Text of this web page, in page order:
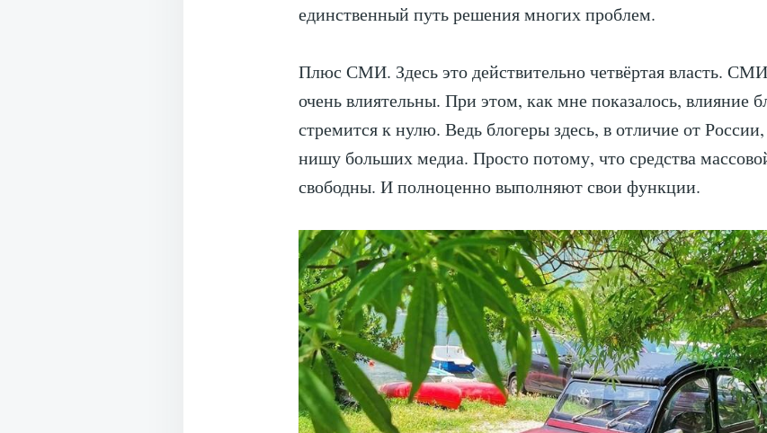
единственный путь решения многих проблем.
Плюс СМИ. Здесь это действительно четвёртая власть.
очень влиятельны. При этом, как мне показалось, влияние
стремится к нулю. Ведь блогеры здесь, в отличие от
нишу больших медиа. Просто потому, что средства
свободны. И полноценно выполняют свои функции.